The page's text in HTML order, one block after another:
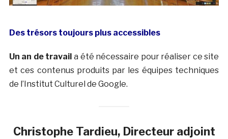
Des trésors toujours plus accessibles
Un an de travail a été nécessaire pour réaliser ce site
et ces contenus produits par les équipes techniques
de l’Institut Culturel de Google.
Christophe Tardieu, Directeur adjoint